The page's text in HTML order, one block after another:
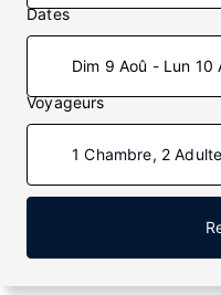
Dates
Dim 9 Aoû - Lun 10
Voyageurs
1 Chambre, 2